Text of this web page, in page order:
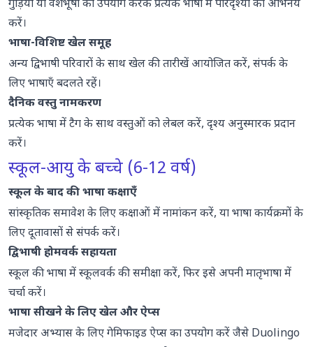
गुड़ियों या वेशभूषा का उपयोग करके प्रत्येक भाषा में परिदृश्यों का अभिनय
करें।
भाषा-विशिष्ट खेल समूह
अन्य द्विभाषी परिवारों के साथ खेल की तारीखें आयोजित करें, संपर्क के
लिए भाषाएँ बदलते रहें।
दैनिक वस्तु नामकरण
प्रत्येक भाषा में टैग के साथ वस्तुओं को लेबल करें, दृश्य अनुस्मारक प्रदान
करें।
स्कूल-आयु के बच्चे (6-12 वर्ष)
स्कूल के बाद की भाषा कक्षाएँ
सांस्कृतिक समावेश के लिए कक्षाओं में नामांकन करें, या भाषा कार्यक्रमों के
लिए दूतावासों से संपर्क करें।
द्विभाषी होमवर्क सहायता
स्कूल की भाषा में स्कूलवर्क की समीक्षा करें, फिर इसे अपनी मातृभाषा में
चर्चा करें।
भाषा सीखने के लिए खेल और ऐप्स
मजेदार अभ्यास के लिए गेमिफाइड ऐप्स का उपयोग करें जैसे Duolingo